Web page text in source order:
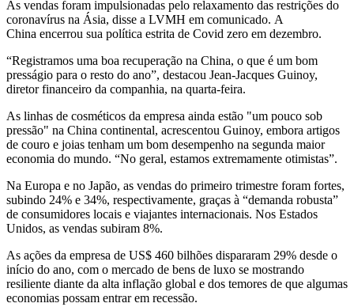
As vendas foram impulsionadas pelo relaxamento das restrições do
coronavírus na Ásia, disse a LVMH em comunicado. A
China encerrou sua política estrita de Covid zero em dezembro.
“Registramos uma boa recuperação na China, o que é um bom
presságio para o resto do ano”, destacou Jean-Jacques Guinoy,
diretor financeiro da companhia, na quarta-feira.
As linhas de cosméticos da empresa ainda estão "um pouco sob
pressão" na China continental, acrescentou Guinoy, embora artigos
de couro e joias tenham um bom desempenho na segunda maior
economia do mundo. “No geral, estamos extremamente otimistas”.
Na Europa e no Japão, as vendas do primeiro trimestre foram fortes,
subindo 24% e 34%, respectivamente, graças à “demanda robusta”
de consumidores locais e viajantes internacionais. Nos Estados
Unidos, as vendas subiram 8%.
As ações da empresa de US$ 460 bilhões dispararam 29% desde o
início do ano, com o mercado de bens de luxo se mostrando
resiliente diante da alta inflação global e dos temores de que algumas
economias possam entrar em recessão.